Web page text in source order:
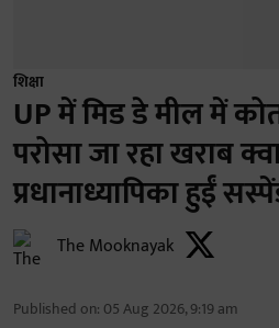
शिक्षा
UP में मिड डे मील में
परोसा जा रहा खराब
प्रधानाध्यापिका हुईं
The Mooknayak
Published on: 05 Aug 2026, 9:19 am